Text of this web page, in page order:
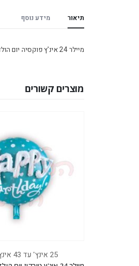
תיאור מידע נוסף
מיילר 24 אינ'ץ פוקסיה יום הולדת שמח+מדבקה *מגיע בסיטונאות חבילה של 5 יח'*
מוצרים קשורים
25 אינץ' עד 43 אינץ' כללי